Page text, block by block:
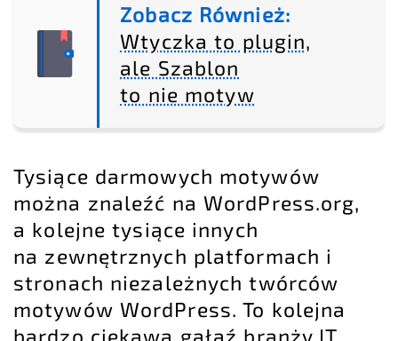
Zobacz Również:
Wtyczka to plugin,
ale Szablon
to nie motyw
Tysiące darmowych motywów
można znaleźć na WordPress.org,
a kolejne tysiące innych
na zewnętrznych platformach i
stronach niezależnych twórców
motywów WordPress. To kolejna
bardzo ciekawa gałąź branży IT,